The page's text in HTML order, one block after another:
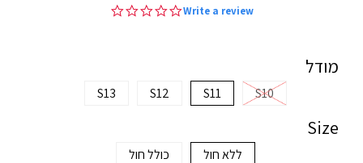
0.0Write a review
מודל
S10
S11
S12
S13
Size
ללא חול כולל חול